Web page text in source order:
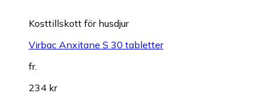
Kosttillskott för husdjur
Virbac Anxitane S 30 tabletter
fr.
234 kr